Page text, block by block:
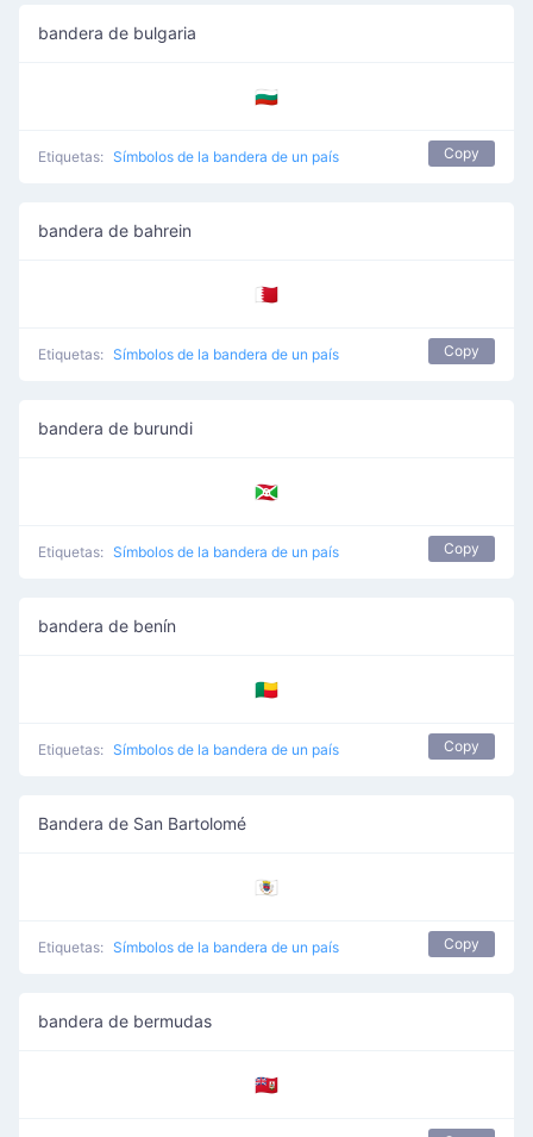
bandera de bulgaria
🇧🇬
Etiquetas: Símbolos de la bandera de un país Copy
bandera de bahrein
🇧🇭
Etiquetas: Símbolos de la bandera de un país Copy
bandera de burundi
🇧🇮
Etiquetas: Símbolos de la bandera de un país Copy
bandera de benín
🇧🇯
Etiquetas: Símbolos de la bandera de un país Copy
Bandera de San Bartolomé
🇧🇱
Etiquetas: Símbolos de la bandera de un país Copy
bandera de bermudas
🇧🇲